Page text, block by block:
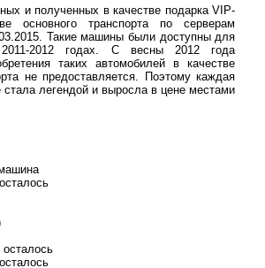
и полученных в качестве подарка VIP-
основного транспорта по серверам
Такие машины были доступны для
2011-2012 годах. С весны 2012 года
таких автомобилей в качестве
не предоставляется. Поэтому каждая
легендой и выросла в цене местами